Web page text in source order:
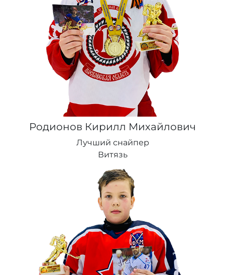
Родионов Кирилл Михайлович
Лучший снайпер
Витязь